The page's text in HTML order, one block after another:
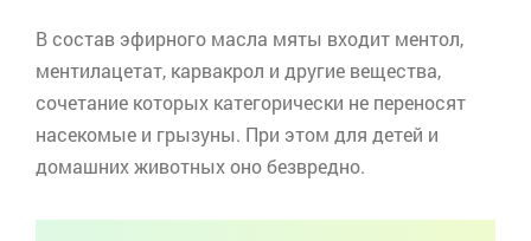
В состав эфирного масла мяты входит ментол,
ментилацетат, карвакрол и другие вещества,
сочетание которых категорически не переносят
насекомые и грызуны. При этом для детей и
домашних животных оно безвредно.